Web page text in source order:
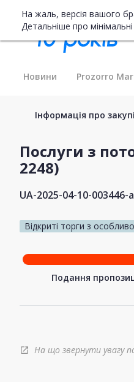
На жаль, версія вашого
Детальніше про
Новини Prozorro
Інформація про
Послуги з
2248)
UA-2025-04-10-003446-a
Відкриті торги з
Подання
open_in_new На що звернути увагу